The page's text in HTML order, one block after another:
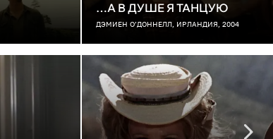
…А В ДУШЕ Я ТАНЦУЮ
ДЭМИЕН О’ДОННЕЛЛ, ИРЛАНДИЯ, 2004